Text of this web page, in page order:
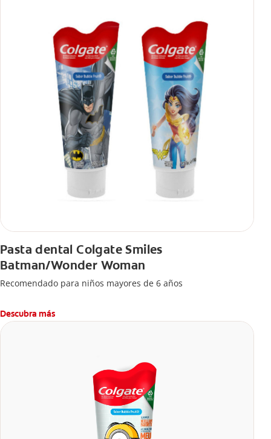
Pasta dental Colgate Smiles
Batman/Wonder Woman
Recomendado para niños mayores de 6 años
Descubra más